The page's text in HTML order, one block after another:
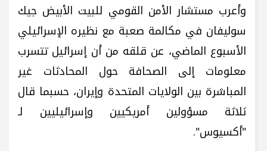
وأعرب مستشار الأمن القومي للبيت الأبيض جيك
سوليفان في مكالمة صعبة مع نظيره الإسرائيلي
الأسبوع الماضي، عن قلقه من أن إسرائيل تتسرب
معلومات إلى الصحافة حول المحادثات غير
المباشرة بين الولايات المتحدة وإيران، حسبما قال
ثلاثة مسؤولين أمريكيين وإسرائيليين لـ
"أكسيوس".